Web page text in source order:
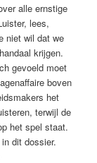
alle ernstige
lees,
niet wil dat we
krijgen.
gevoeld moet
boven
het
terwijl de
het spel staat.
dit dossier.